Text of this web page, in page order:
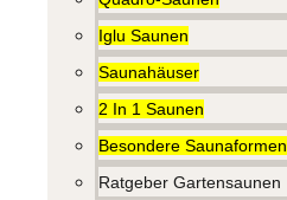
Iglu Saunen
Saunahäuser
2 In 1 Saunen
Besondere Saunaformen
Ratgeber Gartensaunen